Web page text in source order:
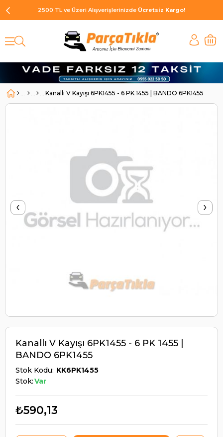
2500 TL ve Üzeri Alışverişlerinizde Ücretsiz Kargo!
Kanallı V Kayışı 6PK1455 - 6 PK 1455 | BANDO 6PK1455
‹ ›
Kanallı V Kayışı 6PK1455 - 6 PK 1455 |
BANDO 6PK1455
Stok Kodu KK6PK1455
Stok:Var
₺590,13